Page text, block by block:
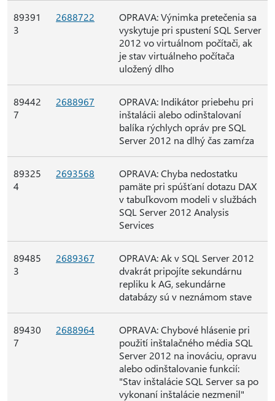
89391
3
2688722
OPRAVA: Výnimka pretečenia sa
vyskytuje pri spustení SQL Server
2012 vo virtuálnom počítači, ak
je stav virtuálneho počítača
uložený dlho
89442
7
2688967
OPRAVA: Indikátor priebehu pri
inštalácii alebo odinštalovaní
balíka rýchlych opráv pre SQL
Server 2012 na dlhý čas zamŕza
89325
4
2693568
OPRAVA: Chyba nedostatku
pamäte pri spúšťaní dotazu DAX
v tabuľkovom modeli v službách
SQL Server 2012 Analysis
Services
89485
3
2689367
OPRAVA: Ak v SQL Server 2012
dvakrát pripojíte sekundárnu
repliku k AG, sekundárne
databázy sú v neznámom stave
89430
7
2688964
OPRAVA: Chybové hlásenie pri
použití inštalačného média SQL
Server 2012 na inováciu, opravu
alebo odinštalovanie funkcií:
"Stav inštalácie SQL Server sa po
vykonaní inštalácie nezmenil"